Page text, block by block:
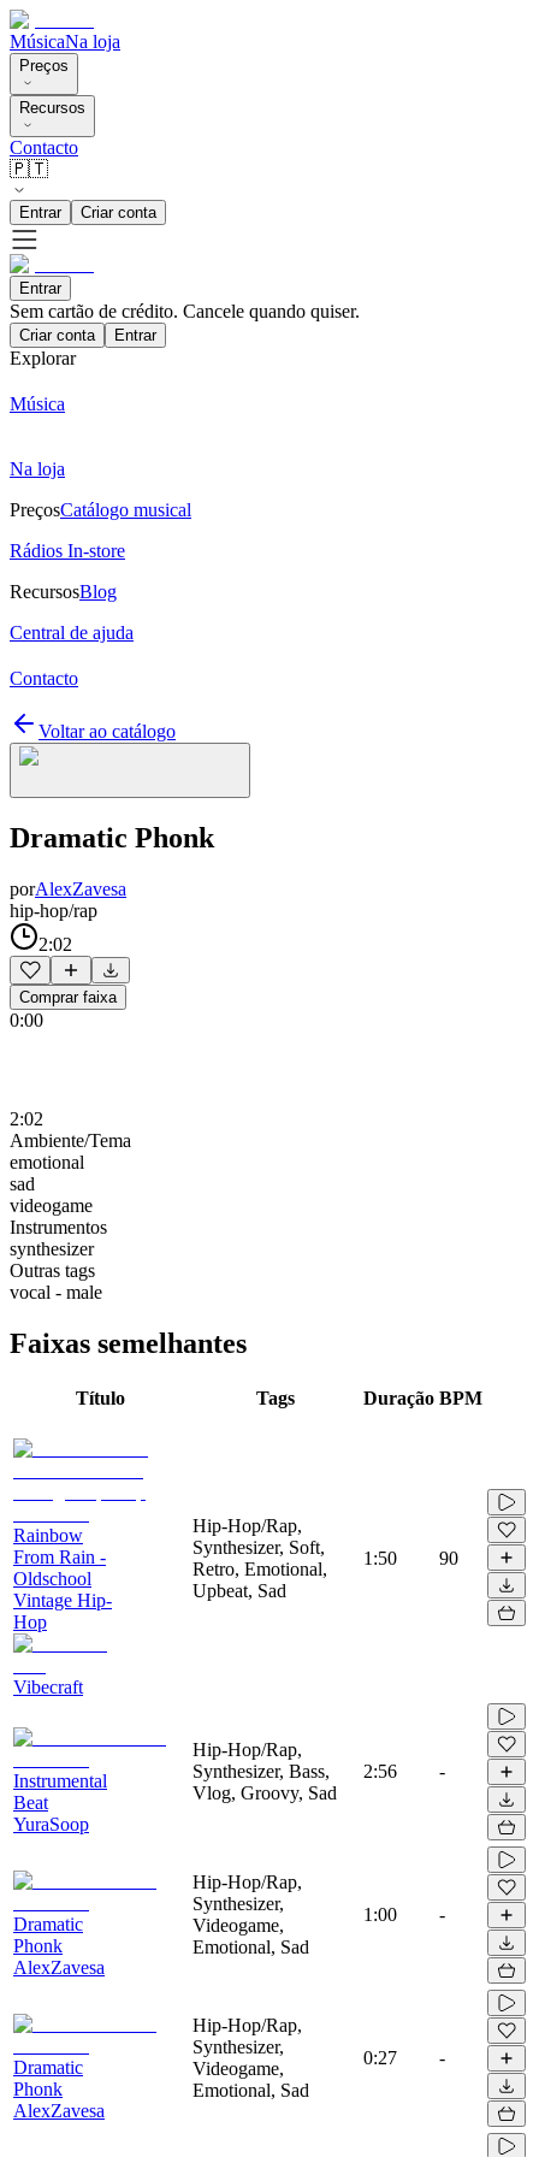
MúsicaNa loja
Preços
Recursos
Contacto
🇵🇹
Entrar Criar conta
Entrar
Sem cartão de crédito. Cancele quando quiser.
Criar conta Entrar
Explorar
Música
Na loja
PreçosCatálogo musical
Rádios In-store
RecursosBlog
Central de ajuda
Contacto
Voltar ao catálogo
Dramatic Phonk
porAlexZavesa
hip-hop/rap
2:02
Comprar faixa
0:00
2:02
Ambiente/Tema
emotional
sad
videogame
Instrumentos
synthesizer
Outras tags
vocal - male
Faixas semelhantes
Título Tags Duração BPM
Rainbow
From Rain -
Oldschool
Vintage Hip-
Hop
Vibecraft
Hip-Hop/Rap,
Synthesizer, Soft,
Retro, Emotional,
Upbeat, Sad
1:50 90
Instrumental
Beat
YuraSoop
Hip-Hop/Rap,
Synthesizer, Bass,
Vlog, Groovy, Sad
2:56 -
Dramatic
Phonk
AlexZavesa
Hip-Hop/Rap,
Synthesizer,
Videogame,
Emotional, Sad
1:00 -
Dramatic
Phonk
AlexZavesa
Hip-Hop/Rap,
Synthesizer,
Videogame,
Emotional, Sad
0:27 -